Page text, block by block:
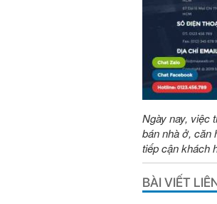
Ngày nay, việc
bán nhà ở, căn
tiếp cận khách
BÀI VIẾT